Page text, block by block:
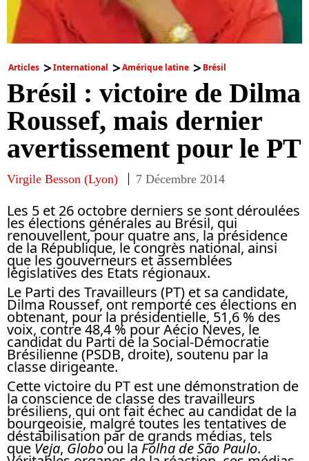
Articles International Amérique latine Brésil
Brésil : victoire de Dilma
Roussef, mais dernier
avertissement pour le PT
Virgile Besson (Lyon) 7 Décembre 2014
Les 5 et 26 octobre derniers se sont déroulées
les élections générales au Brésil, qui
renouvellent, pour quatre ans, la présidence
de la République, le congrès national, ainsi
que les gouverneurs et assemblées
législatives des Etats régionaux.
Le Parti des Travailleurs (PT) et sa candidate,
Dilma Roussef, ont remporté ces élections en
obtenant, pour la présidentielle, 51,6 % des
voix, contre 48,4 % pour Aécio Neves, le
candidat du Parti de la Social-Démocratie
Brésilienne (PSDB, droite), soutenu par la
classe dirigeante.
Cette victoire du PT est une démonstration de
la conscience de classe des travailleurs
brésiliens, qui ont fait échec au candidat de la
bourgeoisie, malgré toutes les tentatives de
déstabilisation par de grands médias, tels
que Veja, Globoou la Folha de São Paulo.